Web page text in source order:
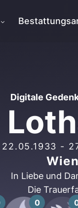
Digitale
22.05.1933 -
Wien
In Liebe und
Die
0